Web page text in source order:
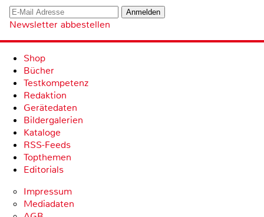
Newsletter abbestellen
Shop
Bücher
Testkompetenz
Redaktion
Gerätedaten
Bildergalerien
Kataloge
RSS-Feeds
Topthemen
Editorials
Impressum
Mediadaten